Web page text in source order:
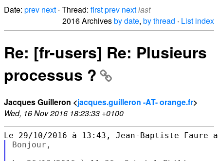
Date: prev next · Thread: firstprev nextlast
2016 Archivesby date, by thread · List index
Re: [fr-users] Re: Plusieurs
processus ?
Jacques Guilleron <jacques.guilleron -AT- orange.fr>
Wed, 16 Nov 2016 18:23:33 +0100
Bonjour,